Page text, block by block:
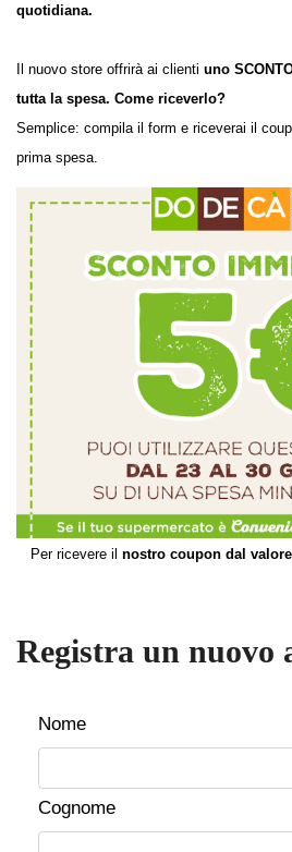
quotidiana.
Il nuovo store offrirà ai clienti uno
tutta la spesa. Come riceverlo?
Semplice: compila il form e riceverai il
prima spesa.
Per ricevere il nostro coupon dal
Registra un nuovo
Nome
Cognome